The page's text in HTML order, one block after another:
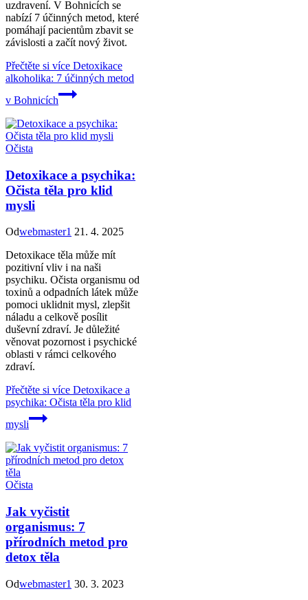
uzdravení. V Bohnicích se
nabízí 7 účinných metod, které
pomáhají pacientům zbavit se
závislosti a začít nový život.
Přečtěte si více Detoxikace
alkoholika: 7 účinných metod
v Bohnicích
Očista
Detoxikace a psychika:
Očista těla pro klid
mysli
Odwebmaster1 21. 4. 2025
Detoxikace těla může mít
pozitivní vliv i na naši
psychiku. Očista organismu od
toxinů a odpadních látek může
pomoci uklidnit mysl, zlepšit
náladu a celkově posílit
duševní zdraví. Je důležité
věnovat pozornost i psychické
oblasti v rámci celkového
zdraví.
Přečtěte si více Detoxikace a
psychika: Očista těla pro klid
mysli
Očista
Jak vyčistit
organismus: 7
přírodních metod pro
detox těla
Odwebmaster1 30. 3. 2023